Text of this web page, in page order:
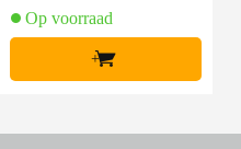
Op voorraad
+